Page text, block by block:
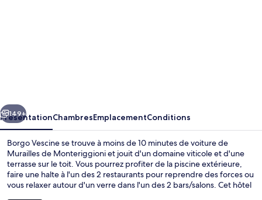
Suivant
149+
PrésentationChambresEmplacementConditions
Borgo Vescine se trouve à moins de 10 minutes de voiture de
Murailles de Monteriggioni et jouit d'un domaine viticole et d'une
terrasse sur le toit. Vous pourrez profiter de la piscine extérieure,
faire une halte à l'un des 2 restaurants pour reprendre des forces ou
vous relaxer autour d'un verre dans l'un des 2 bars/salons. Cet hôtel